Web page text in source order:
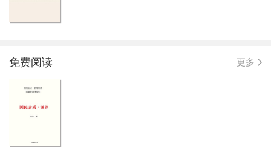
免费阅读 更多